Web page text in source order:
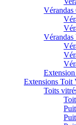
Vérandas
Vérandas
Extensions Toit
Toits